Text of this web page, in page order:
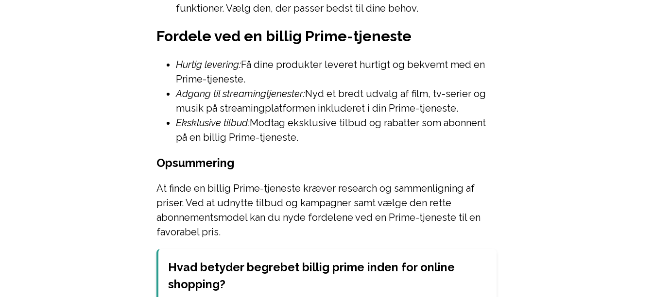
funktioner. Vælg den, der passer bedst til dine behov.
Fordele ved en billig Prime-tjeneste
Hurtig levering:Få dine produkter leveret hurtigt og bekvemt med en
Prime-tjeneste.
Adgang til streamingtjenester:Nyd et bredt udvalg af film, tv-serier og
musik på streamingplatformen inkluderet i din Prime-tjeneste.
Eksklusive tilbud:Modtag eksklusive tilbud og rabatter som abonnent
på en billig Prime-tjeneste.
Opsummering
At finde en billig Prime-tjeneste kræver research og sammenligning af
priser. Ved at udnytte tilbud og kampagner samt vælge den rette
abonnementsmodel kan du nyde fordelene ved en Prime-tjeneste til en
favorabel pris.
Hvad betyder begrebet billig prime inden for online
shopping?